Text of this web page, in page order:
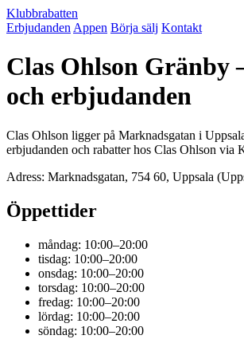
Klubbrabatten
Erbjudanden Appen Börja sälj Kontakt
Clas Ohlson Gränby
och erbjudanden
Clas Ohlson ligger på Marknadsgatan i
erbjudanden och rabatter hos Clas Ohlson via
Adress: Marknadsgatan, 754 60, Uppsala
Öppettider
måndag: 10:00–20:00
tisdag: 10:00–20:00
onsdag: 10:00–20:00
torsdag: 10:00–20:00
fredag: 10:00–20:00
lördag: 10:00–20:00
söndag: 10:00–20:00